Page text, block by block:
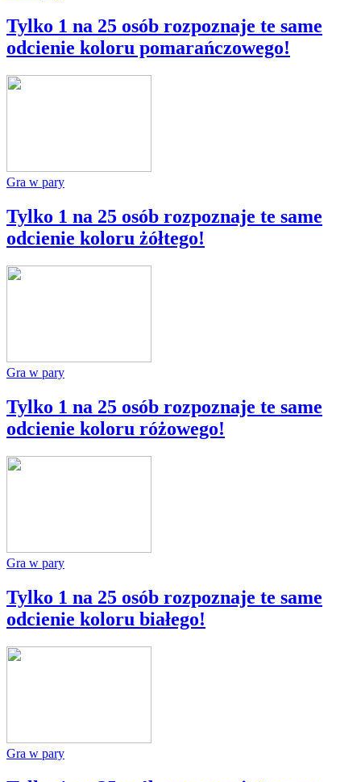
Tylko 1 na 25 osób rozpoznaje te same
odcienie koloru pomarańczowego!
Gra w pary
Tylko 1 na 25 osób rozpoznaje te same
odcienie koloru żółtego!
Gra w pary
Tylko 1 na 25 osób rozpoznaje te same
odcienie koloru różowego!
Gra w pary
Tylko 1 na 25 osób rozpoznaje te same
odcienie koloru białego!
Gra w pary